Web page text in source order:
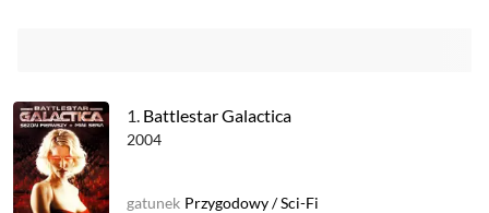
1. Battlestar Galactica
2004
gatunek Przygodowy/Sci-Fi